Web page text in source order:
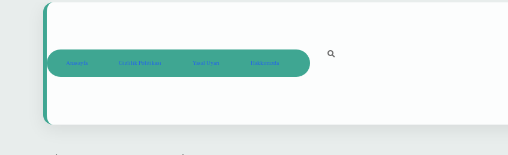
Anasayfa Gizlilik Politikası Yasal Uyarı Hakkımızda